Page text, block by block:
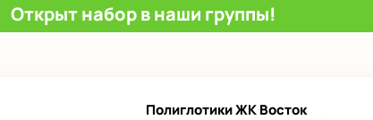
Открыт набор в наши группы!
Полиглотики ЖК Восток